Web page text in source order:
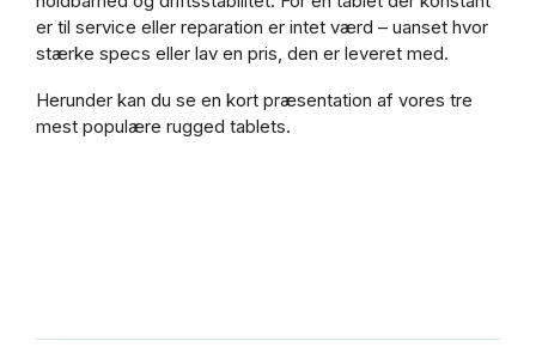
er til service eller reparation er intet værd – uanset hvor
stærke specs eller lav en pris, den er leveret med.
Herunder kan du se en kort præsentation af vores tre
mest populære rugged tablets.